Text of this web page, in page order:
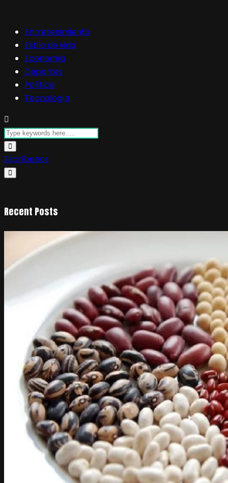
Entretenimiento
Estilo de vida
Economía
Deportes
Política
Tecnología
Escríbenos
Recent Posts